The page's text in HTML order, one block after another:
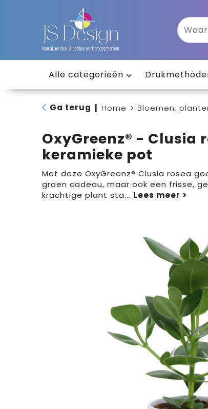
Alle categorieën
Ga terug Home Bloemen,
OxyGreenz® - Clusia
keramieke pot
Met deze OxyGreenz® Clusia rosea
groen cadeau, maar ook een frisse,
krachtige plant sta...